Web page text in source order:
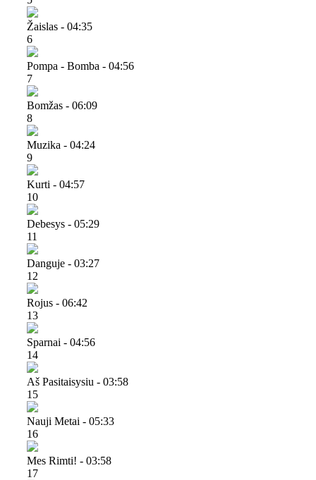
Žaislas - 04:35
6
Pompa - Bomba - 04:56
7
Bomžas - 06:09
8
Muzika - 04:24
9
Kurti - 04:57
10
Debesys - 05:29
11
Danguje - 03:27
12
Rojus - 06:42
13
Sparnai - 04:56
14
Aš Pasitaisysiu - 03:58
15
Nauji Metai - 05:33
16
Mes Rimti! - 03:58
17